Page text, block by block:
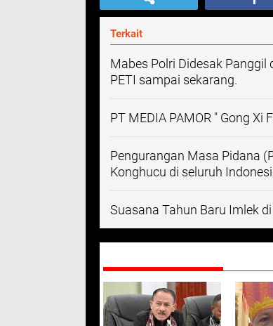
Terkait
Mabes Polri Didesak
PETI sampai sekarang.
PT MEDIA PAMOR " Gong Xi
Pengurangan Masa Pidana
Konghucu di seluruh
Suasana Tahun Baru Imlek